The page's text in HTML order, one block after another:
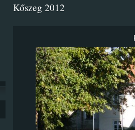
Kőszeg 2012